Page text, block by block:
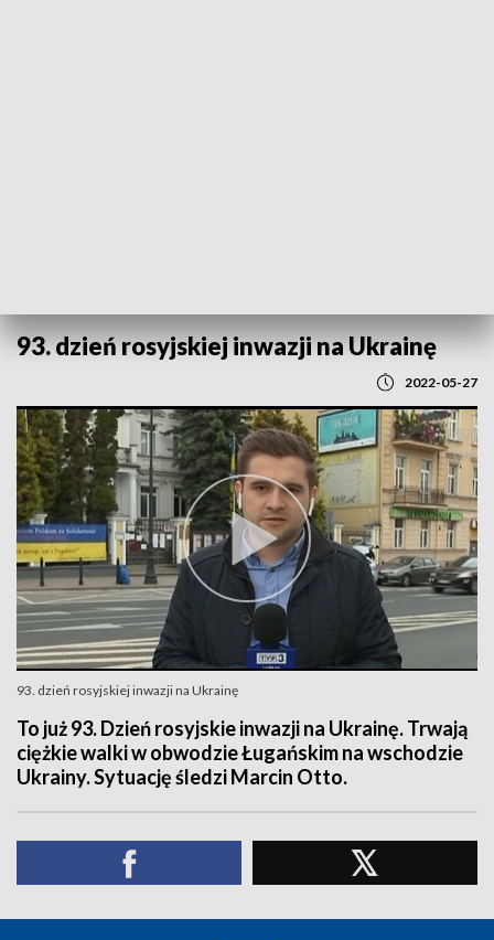
93. dzień rosyjskiej inwazji na Ukrainę
2022-05-27
93. dzień rosyjskiej inwazji na Ukrainę
To już 93. Dzień rosyjskie inwazji na Ukrainę. Trwają
ciężkie walki w obwodzie Ługańskim na wschodzie
Ukrainy. Sytuację śledzi Marcin Otto.